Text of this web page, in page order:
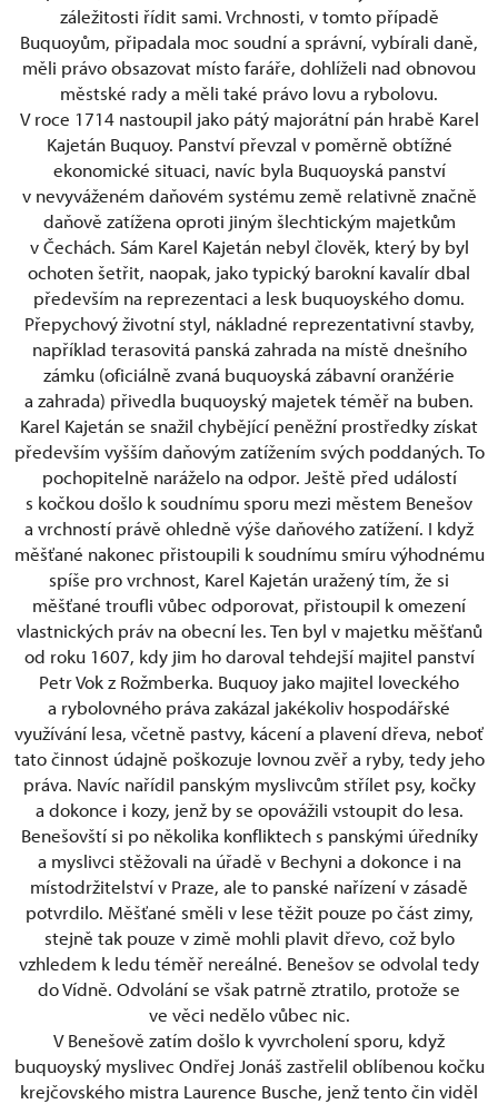
záležitosti řídit sami. Vrchnosti, v tomto případě
Buquoyům, připadala moc soudní a správní, vybírali daně,
měli právo obsazovat místo faráře, dohlíželi nad obnovou
městské rady a měli také právo lovu a rybolovu.
V roce 1714 nastoupil jako pátý majorátní pán hrabě Karel
Kajetán Buquoy. Panství převzal v poměrně obtížné
ekonomické situaci, navíc byla Buquoyská panství
v nevyváženém daňovém systému země relativně značně
daňově zatížena oproti jiným šlechtickým majetkům
v Čechách. Sám Karel Kajetán nebyl člověk, který by byl
ochoten šetřit, naopak, jako typický barokní kavalír dbal
především na reprezentaci a lesk buquoyského domu.
Přepychový životní styl, nákladné reprezentativní stavby,
například terasovitá panská zahrada na místě dnešního
zámku (oficiálně zvaná buquoyská zábavní oranžérie
a zahrada) přivedla buquoyský majetek téměř na buben.
Karel Kajetán se snažil chybějící peněžní prostředky získat
především vyšším daňovým zatížením svých poddaných. To
pochopitelně naráželo na odpor. Ještě před událostí
s kočkou došlo k soudnímu sporu mezi městem Benešov
a vrchností právě ohledně výše daňového zatížení. I když
měšťané nakonec přistoupili k soudnímu smíru výhodnému
spíše pro vrchnost, Karel Kajetán uražený tím, že si
měšťané troufli vůbec odporovat, přistoupil k omezení
vlastnických práv na obecní les. Ten byl v majetku měšťanů
od roku 1607, kdy jim ho daroval tehdejší majitel panství
Petr Vok z Rožmberka. Buquoy jako majitel loveckého
a rybolovného práva zakázal jakékoliv hospodářské
využívání lesa, včetně pastvy, kácení a plavení dřeva, neboť
tato činnost údajně poškozuje lovnou zvěř a ryby, tedy jeho
práva. Navíc nařídil panským myslivcům střílet psy, kočky
a dokonce i kozy, jenž by se opovážili vstoupit do lesa.
Benešovští si po několika konfliktech s panskými úředníky
a myslivci stěžovali na úřadě v Bechyni a dokonce i na
místodržitelství v Praze, ale to panské nařízení v zásadě
potvrdilo. Měšťané směli v lese těžit pouze po část zimy,
stejně tak pouze v zimě mohli plavit dřevo, což bylo
vzhledem k ledu téměř nereálné. Benešov se odvolal tedy
do Vídně. Odvolání se však patrně ztratilo, protože se
ve věci nedělo vůbec nic.
V Benešově zatím došlo k vyvrcholení sporu, když
buquoyský myslivec Ondřej Jonáš zastřelil oblíbenou kočku
krejčovského mistra Laurence Busche, jenž tento čin viděl